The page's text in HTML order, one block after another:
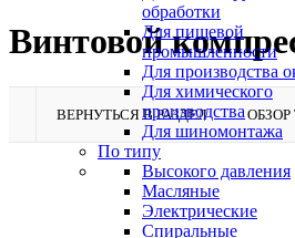
обработки
Для пищевой
промышленности
Для производства
Для химического
производства
Для шиномонтажа
По типу
Высокого давления
Масляные
Электрические
Спиральные
Винтовой
ВЕРНУТЬСЯ В РАЗДЕЛ ОБЗОР